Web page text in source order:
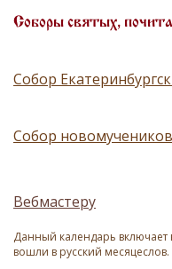
Соборы святых,
Собор
Собор
Вебмастеру
Данный календарь включает
вошли в русский месяцеслов.